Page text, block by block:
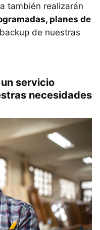
también realizarán
planes de
de nuestras
servicio
necesidades